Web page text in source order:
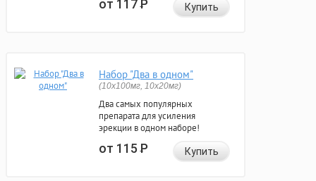
от 117Р Купить
Набор "Два в одном"
(10x100мг, 10x20мг)
Два самых популярных
препарата для усиления
эрекции в одном наборе!
от 115Р Купить